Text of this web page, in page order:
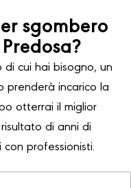
sgombero
cui hai bisogno, un
prenderà incarico la
otterrai il miglior
di anni di
professionisti.